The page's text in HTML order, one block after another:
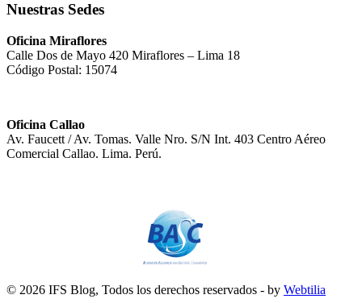
Nuestras Sedes
Oficina Miraflores
Calle Dos de Mayo 420 Miraflores – Lima 18
Código Postal: 15074
Oficina Callao
Av. Faucett / Av. Tomas. Valle Nro. S/N Int. 403 Centro Aéreo
Comercial Callao. Lima. Perú.
© 2026 IFS Blog, Todos los derechos reservados - by Webtilia